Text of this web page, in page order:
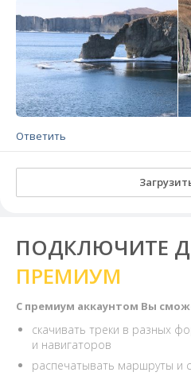
Ответить
ПОДКЛЮЧИТЕ
ПРЕМИУМ
С премиум аккаунтом Вы
скачивать треки в разных
и навигаторов
распечатывать маршруты и